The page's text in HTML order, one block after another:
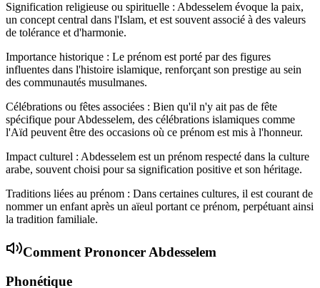
Signification religieuse ou spirituelle : Abdesselem évoque la paix,
un concept central dans l'Islam, et est souvent associé à des valeurs
de tolérance et d'harmonie.
Importance historique : Le prénom est porté par des figures
influentes dans l'histoire islamique, renforçant son prestige au sein
des communautés musulmanes.
Célébrations ou fêtes associées : Bien qu'il n'y ait pas de fête
spécifique pour Abdesselem, des célébrations islamiques comme
l'Aïd peuvent être des occasions où ce prénom est mis à l'honneur.
Impact culturel : Abdesselem est un prénom respecté dans la culture
arabe, souvent choisi pour sa signification positive et son héritage.
Traditions liées au prénom : Dans certaines cultures, il est courant de
nommer un enfant après un aïeul portant ce prénom, perpétuant ainsi
la tradition familiale.
Comment Prononcer Abdesselem
Phonétique